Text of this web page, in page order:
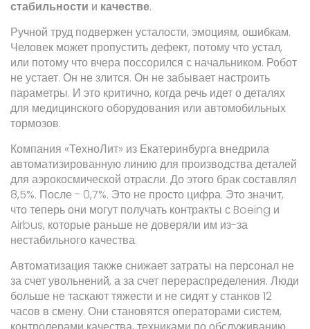
стабильности и качестве.
Ручной труд подвержен усталости, эмоциям, ошибкам.
Человек может пропустить дефект, потому что устал,
или потому что вчера поссорился с начальником. Робот
не устает. Он не злится. Он не забывает настроить
параметры. И это критично, когда речь идет о деталях
для медицинского оборудования или автомобильных
тормозов.
Компания «ТехноЛит» из Екатеринбурга внедрила
автоматизированную линию для производства деталей
для аэрокосмической отрасли. До этого брак составлял
8,5%. После - 0,7%. Это не просто цифра. Это значит,
что теперь они могут получать контракты с Boeing и
Airbus, которые раньше не доверяли им из-за
нестабильного качества.
Автоматизация также снижает затраты на персонал не
за счет увольнений, а за счет перераспределения. Люди
больше не таскают тяжести и не сидят у станков 12
часов в смену. Они становятся операторами систем,